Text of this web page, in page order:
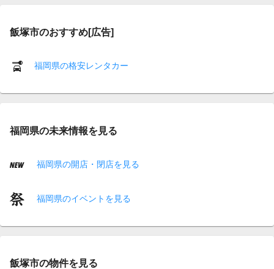
飯塚市のおすすめ[広告]
福岡県の格安レンタカー
福岡県の未来情報を見る
福岡県の開店・閉店を見る
福岡県のイベントを見る
飯塚市の物件を見る